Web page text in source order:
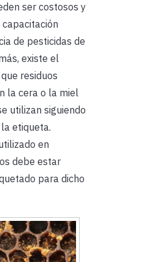
ser costosos y
de pesticidas de
existe el
residuos
la cera o la miel
utilizan siguiendo
etiqueta.
en
debe estar
para dicho